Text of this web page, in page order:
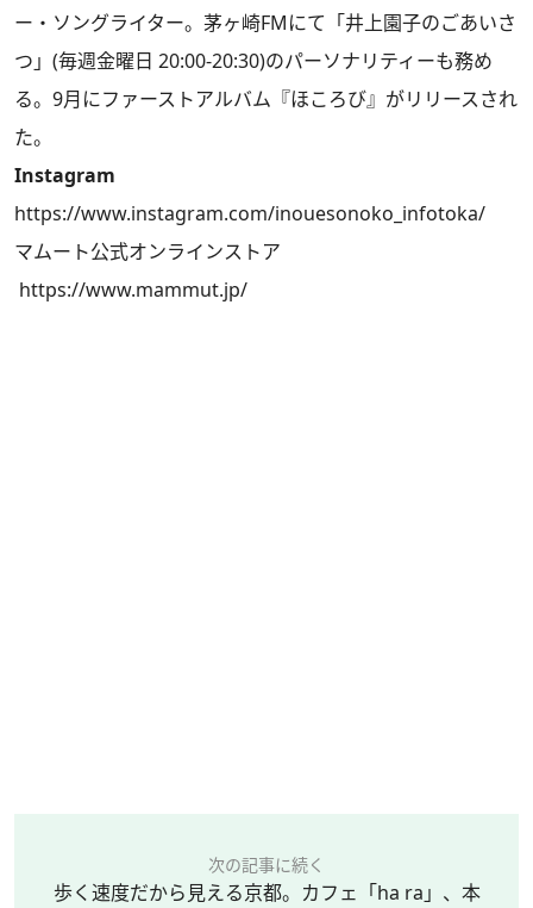
ー・ソングライター。茅ヶ崎FMにて「井上園子のごあいさ
つ」(毎週金曜日 20:00-20:30)のパーソナリティーも務め
る。9月にファーストアルバム『ほころび』がリリースされ
た。
Instagram
https://www.instagram.com/inouesonoko_infotoka/
マムート公式オンラインストア
https://www.mammut.jp/
次の記事に続く
歩く速度だから見える京都。カフェ「ha ra」、本